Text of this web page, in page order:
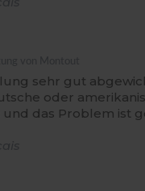
sehr gut
oder
das Problem ist